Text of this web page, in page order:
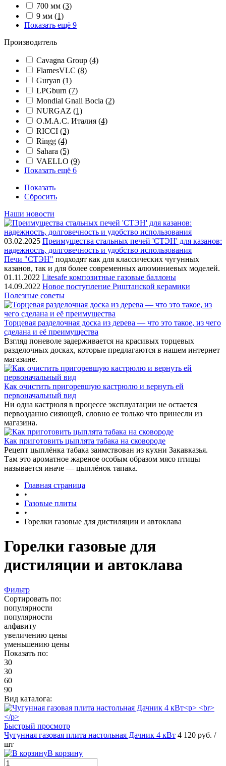
700 мм (3)
9 мм (1)
Показать ещё 9
Производитель
Cavagna Group (4)
FlamesVLC (8)
Guryan (1)
LPGburn (7)
Mondial Gnali Bocia (2)
NURGAZ (1)
O.M.A.C. Италия (4)
RICCI (3)
Ringg (4)
Sahara (5)
VAELLO (9)
Показать ещё 6
Показать
Сбросить
Наши новости
03.02.2025 Преимущества стальных печей 'СТЭН' для казанов:
надежность, долговечность и удобство использования
Печи "СТЭН" подходят как для классических чугунных
казанов, так и для более современных алюминиевых моделей.
01.11.2022 Litesafe композитные газовые баллоны
14.09.2022 Новое поступление Риштанской керамики
Полезные советы
Торцевая разделочная доска из дерева — что это такое, из чего
сделана и её преимущества
Взгляд поневоле задерживается на красивых торцевых
разделочных досках, которые предлагаются в нашем интернет
магазине.
Как очистить пригоревшую кастрюлю и вернуть ей
первоначальный вид
Ни одна кастрюля в процессе эксплуатации не остается
первозданно сияющей, словно ее только что принесли из
магазина.
Как приготовить цыплята табака на сковороде
Рецепт цыплёнка табака заимствован из кухни Закавказья.
Там это ароматное жареное особым образом мясо птицы
называется иначе — цыплёнок тапака.
Главная страница
•
Газовые плиты
•
Горелки газовые для дистиляции и автоклава
Горелки газовые для
дистиляции и автоклава
Фильтр
Сортировать по:
популярности
популярности
алфавиту
увеличению цены
уменьшению цены
Показать по:
30
30
60
90
Вид каталога:
Быстрый просмотр
Чугунная газовая плита настольная Дачник 4 кВт 4 120 руб. /
шт
В корзину